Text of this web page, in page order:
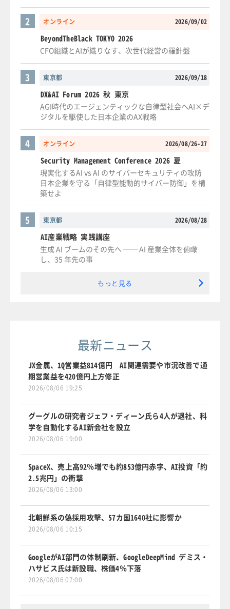
オンライン 2026/09/02
2
BeyondTheBlack TOKYO 2026
CFO組織とAIが織りなす、次世代経営の羅針盤
東京都 2026/09/18
3
DX&AI Forum 2026 秋 東京
AGI時代のエージェンティックな自律型社会へAI×デ
ジタルを駆使した日本企業のAX戦略
オンライン 2026/08/26-27
4
Security Management Conference 2026 夏
現実化するAI vs AI のサイバーセキュリティの攻防
日本企業を守る「自律型能動的サイバー防御」を構
築せよ
東京都 2026/08/28
5
AI産業戦略 実践講座
生成 AI ブームのその先へ ── AI 産業全体を俯瞰
し、35 年先の事
もっと見る
最新ニュース
JX金属、1Q営業益814億円 AI関連需要や市況改善で通
期営業益を420億円上方修正
2026/08/06 19:25
グーグルの研究者ジェフ・ディーン氏ら4人が退社、科
学を自動化するAI新会社を設立
2026/08/06 19:00
SpaceX、売上高92％増でも約853億円赤字、AI投資「約
2.5兆円」の衝撃
2026/08/06 13:00
北朝鮮系の偽採用攻撃、57カ国1640社に影響か
2026/08/06 10:15
GoogleがAI部門の体制刷新、GoogleDeepMind デミス・
ハサビス氏は新設職、株価4％下落
2026/08/06 07:00